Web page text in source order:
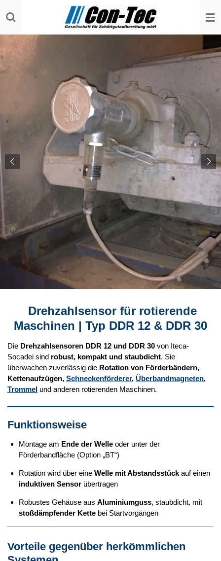
Hauptinhalt
Drehzahlsensor für rotierende
Maschinen | Typ DDR 12 & DDR 30
Die Drehzahlsensoren DDR 12 und DDR 30 von Iteca-
Socadei sind robust, kompakt und staubdicht. Sie
überwachen zuverlässig die Rotation von Förderbändern,
Kettenaufzügen, Schneckenförderer, Überbandmagneten,
Trommel und anderen rotierenden Maschinen.
Funktionsweise
Montage am Ende der Welleoder unter der
Förderbandfläche (Option „BT“)
Rotation wird über eine Welle mit Abstandsstückauf einen
induktiven Sensorübertragen
Robustes Gehäuse aus Aluminiumguss, staubdicht, mit
stoßdämpfender Kettebei Startvorgängen
Vorteile gegenüber herkömmlichen